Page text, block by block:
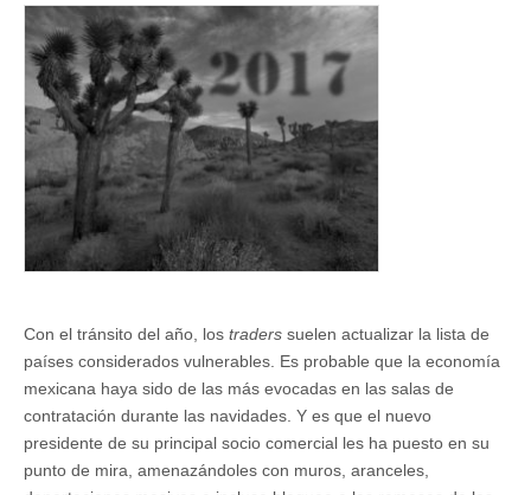
Con el tránsito del año, los traders suelen actualizar la lista de
países considerados vulnerables. Es probable que la economía
mexicana haya sido de las más evocadas en las salas de
contratación durante las navidades. Y es que el nuevo
presidente de su principal socio comercial les ha puesto en su
punto de mira, amenazándoles con muros, aranceles,